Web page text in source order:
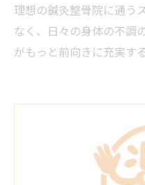
理想の鍼灸整骨院に通う
なく、日々の身体の不調
がもっと前向きに充実す